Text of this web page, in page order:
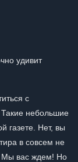
удивит
с
небольшие
газете. Нет, вы
в совсем не
Мы вас ждем! Но